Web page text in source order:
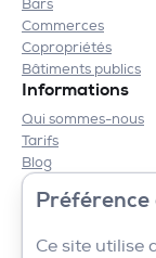
Préférence
Ce site utilise
Bars
Commerces
Copropriétés
Bâtiments publics
Informations
Qui sommes-nous
Tarifs
Blog
Contact
Mentions légales